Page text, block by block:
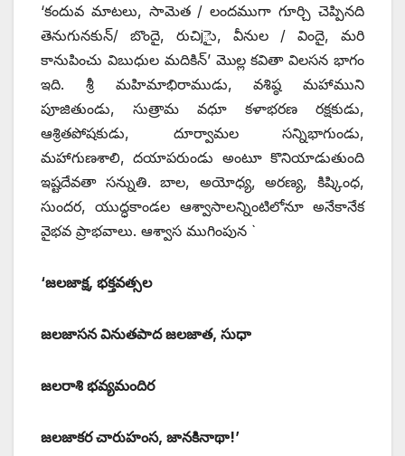
‘కందువ మాటలు, సామెత / లందముగా గూర్చి చెప్పినది
తెనుగునకున్‌/ బొందై, రుచిjైు, వీనుల / విందై, మరి
కానుపించు విబుధుల మదికిన్‌’ మొల్ల కవితా విలసన భాగం
ఇది. శ్రీ మహిమాభిరాముడు, వశిష్ఠ మహాముని
పూజితుండు, సుత్రామ వధూ కళాభరణ రక్షకుడు,
ఆశ్రితపోషకుడు, దూర్వామల సన్నిభాగుండు,
మహాగుణశాలి, దయాపరుండు అంటూ కొనియాడుతుంది
ఇష్టదేవతా సన్నుతి. బాల, అయోధ్య, అరణ్య, కిష్కింధ,
సుందర, యుద్ధకాండల ఆశ్వాసాలన్నింటిలోనూ అనేకానేక
వైభవ ప్రాభవాలు. ఆశ్వాస ముగింపున `
‘జలజాక్ష, భక్తవత్సల
జలజాసన వినుతపాద జలజాత, సుధా
జలరాశి భవ్యమందిర
జలజాకర చారుహంస, జానకినాథా!’